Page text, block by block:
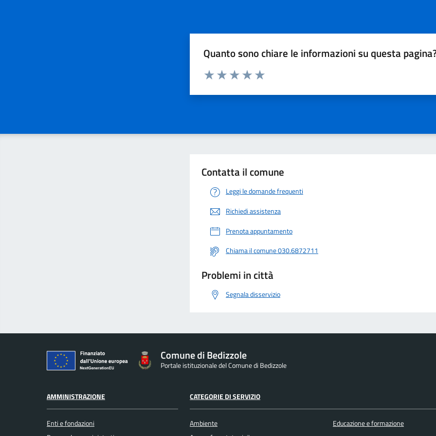
Quanto sono chiare le informazioni su questa
Valuta da 1 a 5 stelle la pagina
Contatta il comune
Leggi le domande frequenti
Richiedi assistenza
Prenota appuntamento
Chiama il comune 030.6872711
Problemi in città
Segnala disservizio
Comune di Bedizzole
Portale istituzionale del Comune di Bedizzole
AMMINISTRAZIONE
Enti e fondazioni
CATEGORIE DI SERVIZIO
Ambiente
Educazione e formazione